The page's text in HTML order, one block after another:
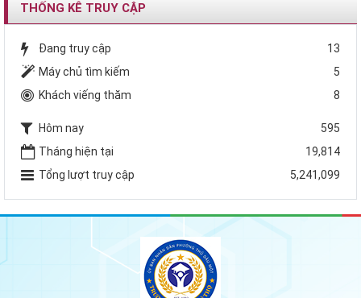
THỐNG KÊ TRUY CẬP
Đang truy cập
13
Máy chủ tìm kiếm
5
Khách viếng thăm
8
Hôm nay
595
Tháng hiện tại
19,814
Tổng lượt truy cập
5,241,099